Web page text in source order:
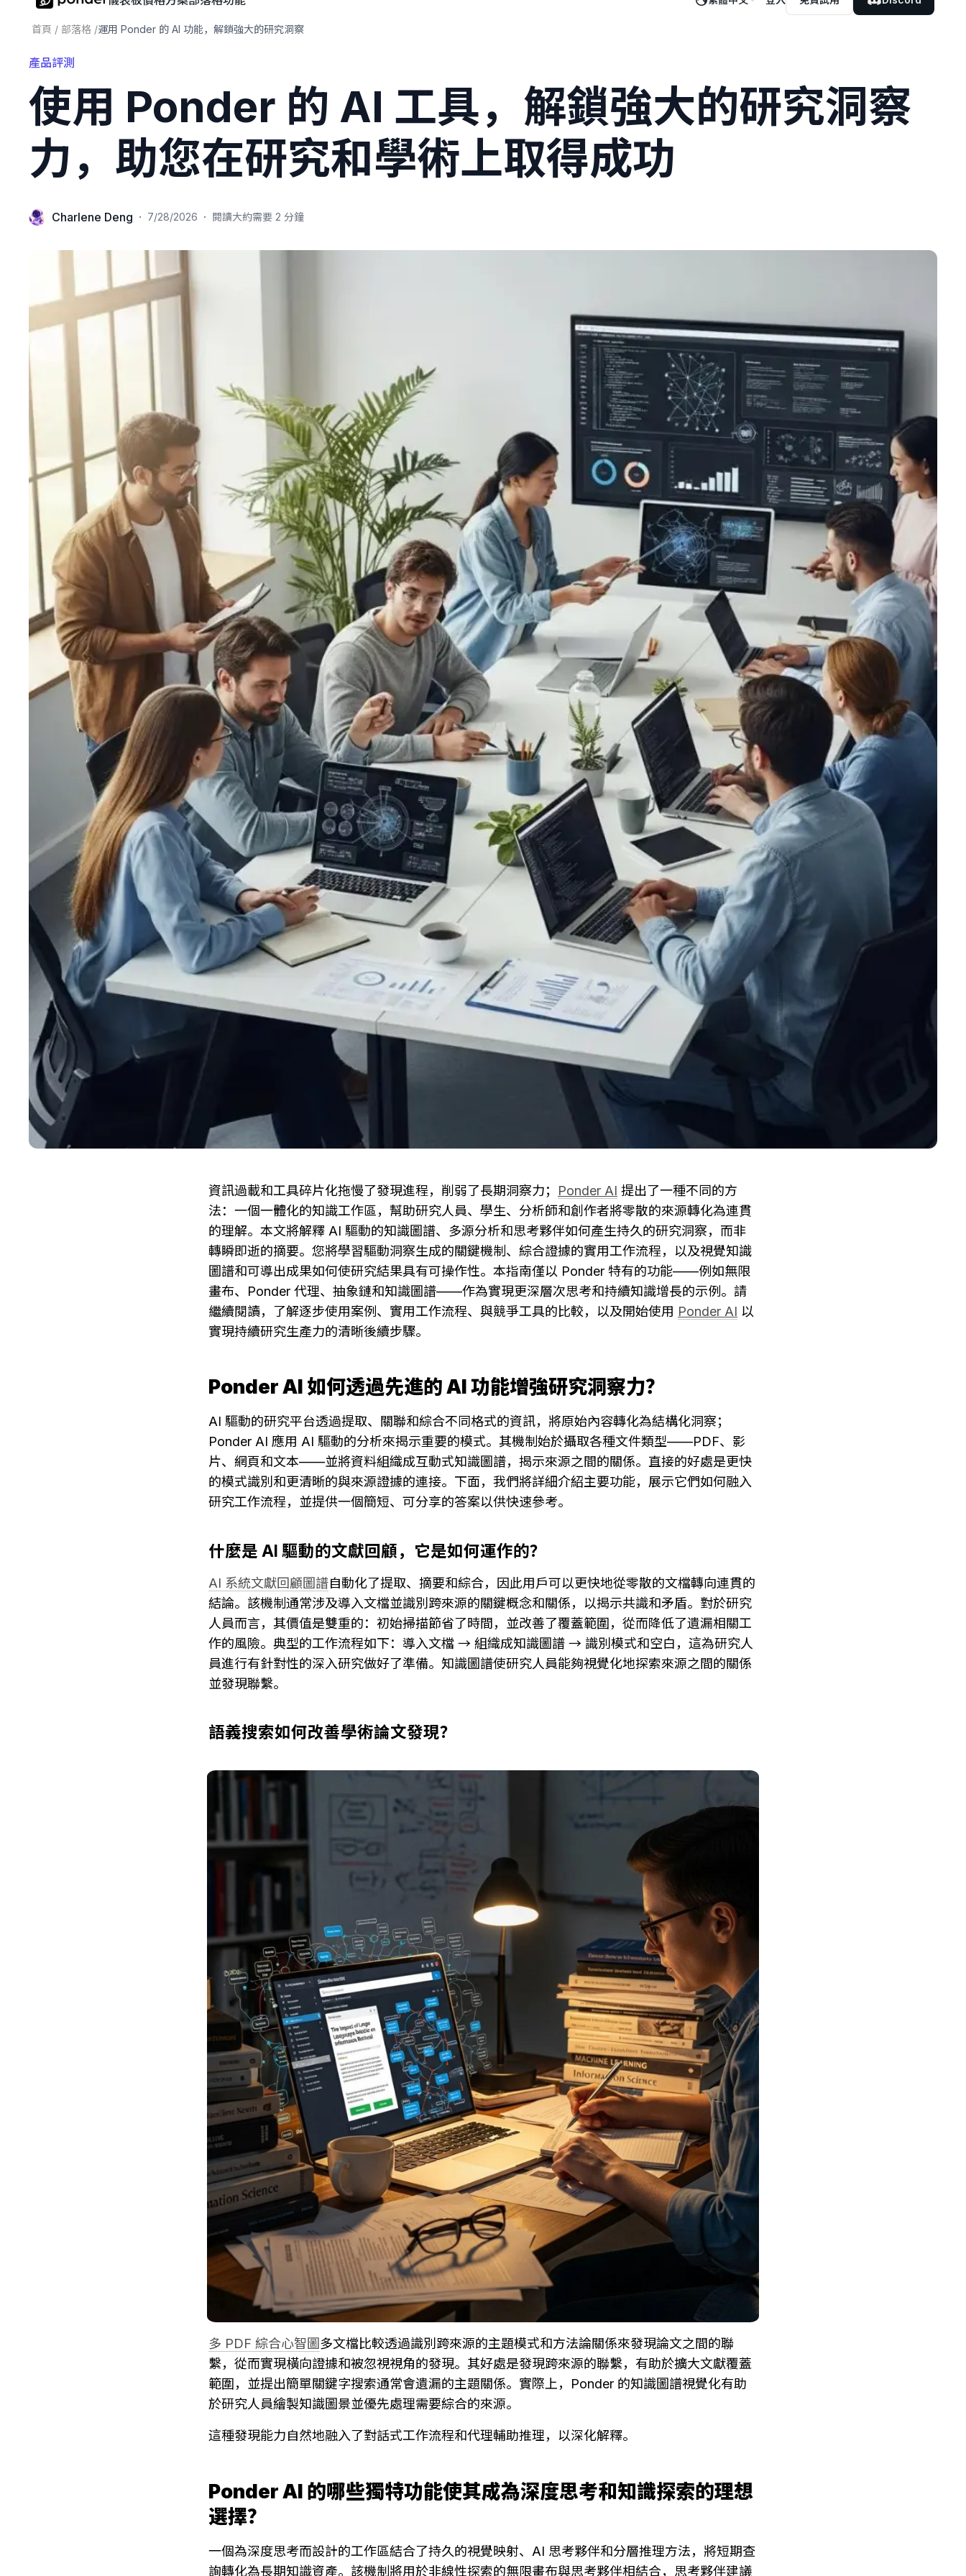
首頁 / 部落格 /運用 Ponder 的 AI 功能，解鎖強大的研究洞察
產品評測
使用 Ponder 的 AI 工具，解鎖強大的研究洞察
力，助您在研究和學術上取得成功
Charlene Deng · 7/28/2026 · 閱讀大約需要 2 分鐘
資訊過載和工具碎片化拖慢了發現進程，削弱了長期洞察力； Ponder AI 提出了一種不同的方
法：一個一體化的知識工作區，幫助研究人員、學生、分析師和創作者將零散的來源轉化為連貫
的理解。本文將解釋 AI 驅動的知識圖譜、多源分析和思考夥伴如何產生持久的研究洞察，而非
轉瞬即逝的摘要。您將學習驅動洞察生成的關鍵機制、綜合證據的實用工作流程，以及視覺知識
圖譜和可導出成果如何使研究結果具有可操作性。本指南僅以 Ponder 特有的功能——例如無限
畫布、Ponder 代理、抽象鏈和知識圖譜——作為實現更深層次思考和持續知識增長的示例。請
繼續閱讀，了解逐步使用案例、實用工作流程、與競爭工具的比較，以及開始使用 Ponder AI 以
實現持續研究生產力的清晰後續步驟。
Ponder AI 如何透過先進的 AI 功能增強研究洞察力？
AI 驅動的研究平台透過提取、關聯和綜合不同格式的資訊，將原始內容轉化為結構化洞察；
Ponder AI 應用 AI 驅動的分析來揭示重要的模式。其機制始於攝取各種文件類型——PDF、影
片、網頁和文本——並將資料組織成互動式知識圖譜，揭示來源之間的關係。直接的好處是更快
的模式識別和更清晰的與來源證據的連接。下面，我們將詳細介紹主要功能，展示它們如何融入
研究工作流程，並提供一個簡短、可分享的答案以供快速參考。
什麼是 AI 驅動的文獻回顧，它是如何運作的？
AI 系統文獻回顧圖譜自動化了提取、摘要和綜合，因此用戶可以更快地從零散的文檔轉向連貫的
結論。該機制通常涉及導入文檔並識別跨來源的關鍵概念和關係，以揭示共識和矛盾。對於研究
人員而言，其價值是雙重的：初始掃描節省了時間，並改善了覆蓋範圍，從而降低了遺漏相關工
作的風險。典型的工作流程如下：導入文檔 → 組織成知識圖譜 → 識別模式和空白，這為研究人
員進行有針對性的深入研究做好了準備。知識圖譜使研究人員能夠視覺化地探索來源之間的關係
並發現聯繫。
語義搜索如何改善學術論文發現？
多 PDF 綜合心智圖多文檔比較透過識別跨來源的主題模式和方法論關係來發現論文之間的聯
繫，從而實現橫向證據和被忽視視角的發現。其好處是發現跨來源的聯繫，有助於擴大文獻覆蓋
範圍，並提出簡單關鍵字搜索通常會遺漏的主題關係。實際上，Ponder 的知識圖譜視覺化有助
於研究人員繪製知識圖景並優先處理需要綜合的來源。
這種發現能力自然地融入了對話式工作流程和代理輔助推理，以深化解釋。
Ponder AI 的哪些獨特功能使其成為深度思考和知識探索的理想
選擇？
一個為深度思考而設計的工作區結合了持久的視覺映射、AI 思考夥伴和分層推理方法，將短期查
詢轉化為長期知識資產。該機制將用於非線性探索的無限畫布與思考夥伴相結合，思考夥伴建議